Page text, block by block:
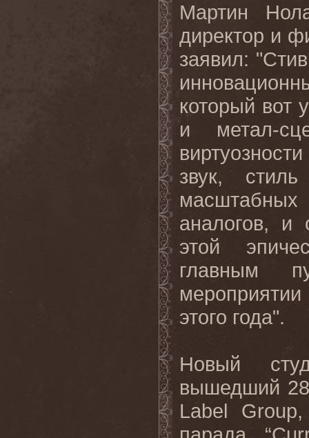
Мартин
директор и
заявил:
который вот
и метал-
звук,
аналогов, и
этой
главным
мероприятии
этого года".
Новый
вышедший
Label